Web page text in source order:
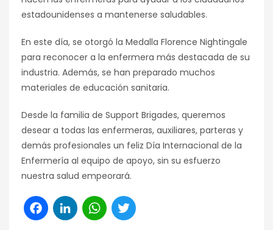
estadounidenses a mantenerse saludables.
En este día, se otorgó la Medalla Florence Nightingale
para reconocer a la enfermera más destacada de su
industria. Además, se han preparado muchos
materiales de educación sanitaria.
Desde la familia de Support Brigades, queremos
desear a todas las enfermeras, auxiliares, parteras y
demás profesionales un feliz Día Internacional de la
Enfermería al equipo de apoyo, sin su esfuerzo
nuestra salud empeorará.
Facebook
LinkedInWhatsApp